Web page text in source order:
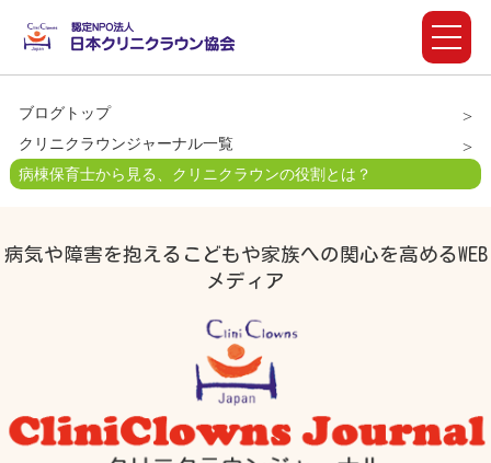
ブログトップ
クリニクラウンジャーナル一覧
病棟保育士から見る、クリニクラウンの役割とは？
病気や障害を抱えるこどもや家族への関心を高めるWEB
メディア